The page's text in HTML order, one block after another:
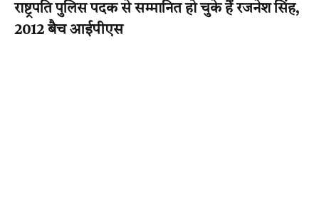
राष्ट्रपति पुलिस पदक से सम्मानित हो चुके हैं रजनेश सिंह,
2012 बैच आईपीएस